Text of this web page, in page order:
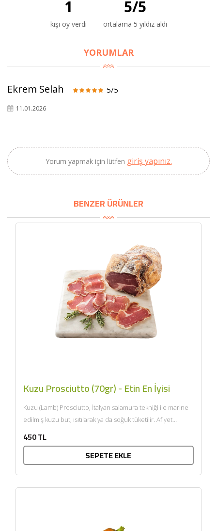
1
kişi oy verdi
5/5
ortalama 5 yıldız aldı
YORUMLAR
Ekrem Selah 5/5
11.01.2026
Yorum yapmak için lütfen giriş yapınız.
BENZER ÜRÜNLER
Kuzu Prosciutto (70gr) - Etin En İyisi
Kuzu (Lamb) Prosciutto, İtalyan salamura tekniği ile marine
edilmiş kuzu but, ısıtılarak ya da soğuk tüketilir. Afiyet
450 TL
SEPETE EKLE
BU HAFTANIN PLANLI İNDİRİMİ
2690,00 TL
2071,30 TL
Kaan Olgun Hasat
SEPETE EKLE